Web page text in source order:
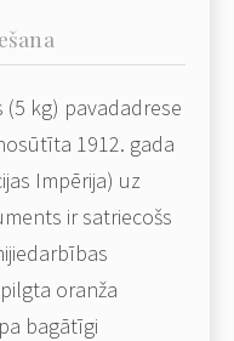
kg) pavadadrese
1912. gada
Impērija) uz
ir satriecošs
oranža
bagātīgi